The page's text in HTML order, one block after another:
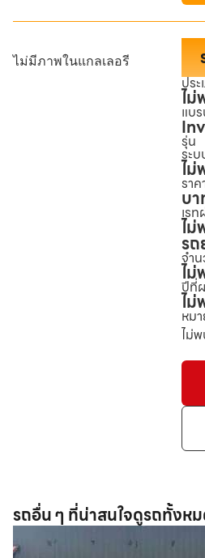
ไม่มีภาพในแกลเลอรี
ประ
ไ
แบ
รุ่น
ระบ
ไ
ราค
บ
เร
ไ
ร
จำ
ไ
ปีที่
ไ
หม
ไม่
รถอื่น ๆ ที่น่าสนใจดูรถทั้งห